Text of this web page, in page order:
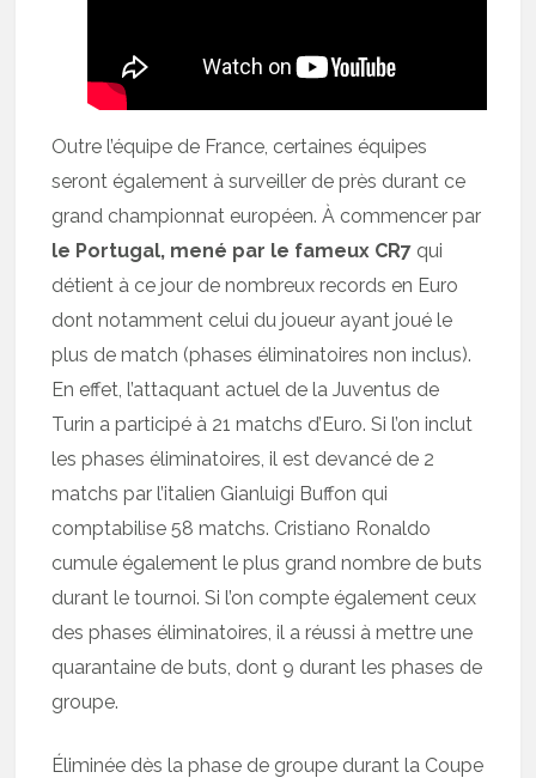
Outre l’équipe de France, certaines équipes
seront également à surveiller de près durant ce
grand championnat européen. À commencer par
le Portugal, mené par le fameux CR7 qui
détient à ce jour de nombreux records en Euro
dont notamment celui du joueur ayant joué le
plus de match (phases éliminatoires non inclus).
En effet, l’attaquant actuel de la Juventus de
Turin a participé à 21 matchs d’Euro. Si l’on inclut
les phases éliminatoires, il est devancé de 2
matchs par l’italien Gianluigi Buffon qui
comptabilise 58 matchs. Cristiano Ronaldo
cumule également le plus grand nombre de buts
durant le tournoi. Si l’on compte également ceux
des phases éliminatoires, il a réussi à mettre une
quarantaine de buts, dont 9 durant les phases de
groupe.
Éliminée dès la phase de groupe durant la Coupe